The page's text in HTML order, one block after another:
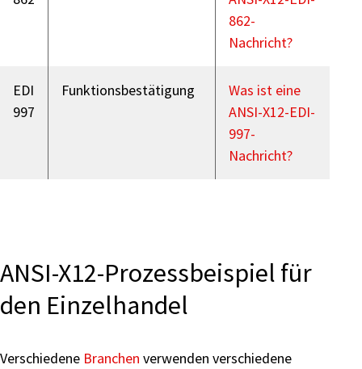
862-
Nachricht?
EDI
997
Funktionsbestätigung
Was ist eine
ANSI-X12-EDI-
997-
Nachricht?
ANSI-X12-Prozessbeispiel für
den Einzelhandel
Verschiedene Branchen verwenden verschiedene